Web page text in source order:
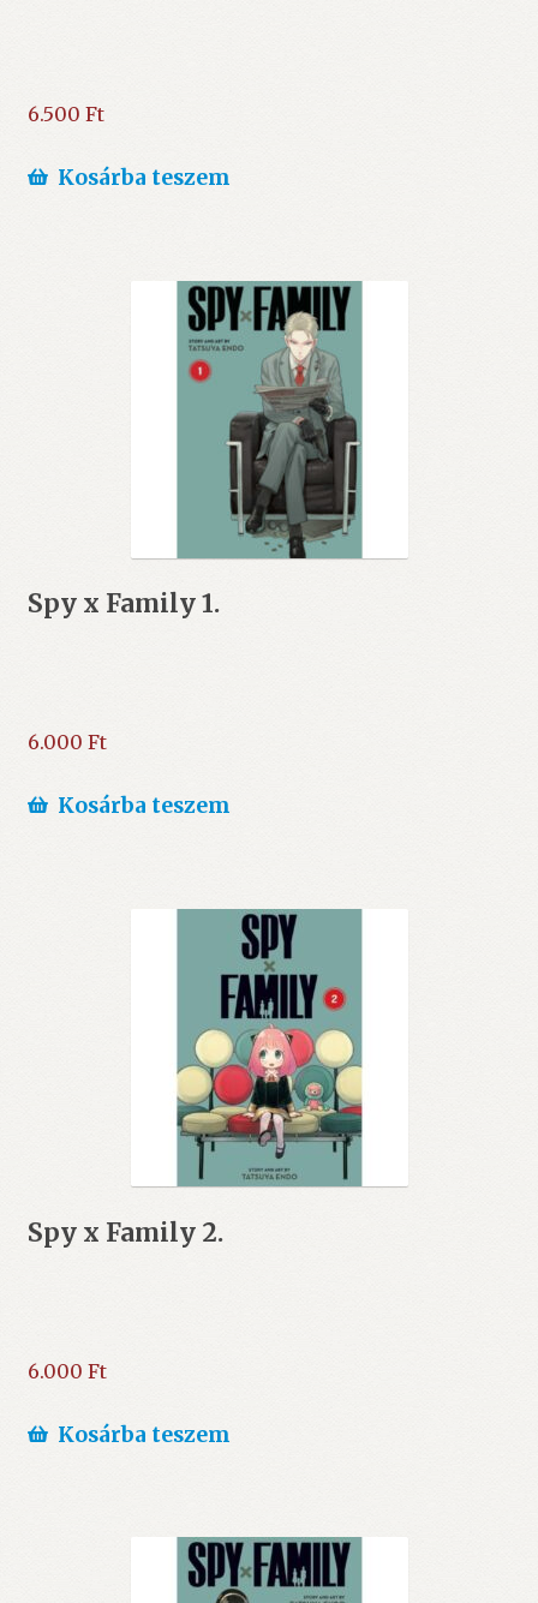
6.500 Ft
Kosárba teszem
Spy x Family 1.
6.000 Ft
Kosárba teszem
Spy x Family 2.
6.000 Ft
Kosárba teszem